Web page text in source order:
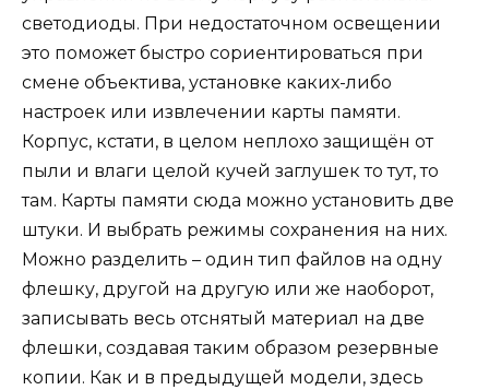
светодиоды. При недостаточном освещении
это поможет быстро сориентироваться при
смене объектива, установке каких-либо
настроек или извлечении карты памяти.
Корпус, кстати, в целом неплохо защищён от
пыли и влаги целой кучей заглушек то тут, то
там. Карты памяти сюда можно установить две
штуки. И выбрать режимы сохранения на них.
Можно разделить – один тип файлов на одну
флешку, другой на другую или же наоборот,
записывать весь отснятый материал на две
флешки, создавая таким образом резервные
копии. Как и в предыдущей модели, здесь